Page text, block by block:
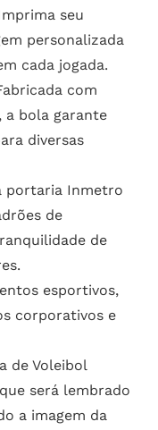
seu
personalizada
cada jogada.
com
a bola garante
diversas
portaria Inmetro
de
de
esportivos,
corporativos e
de Voleibol
será lembrado
a imagem da